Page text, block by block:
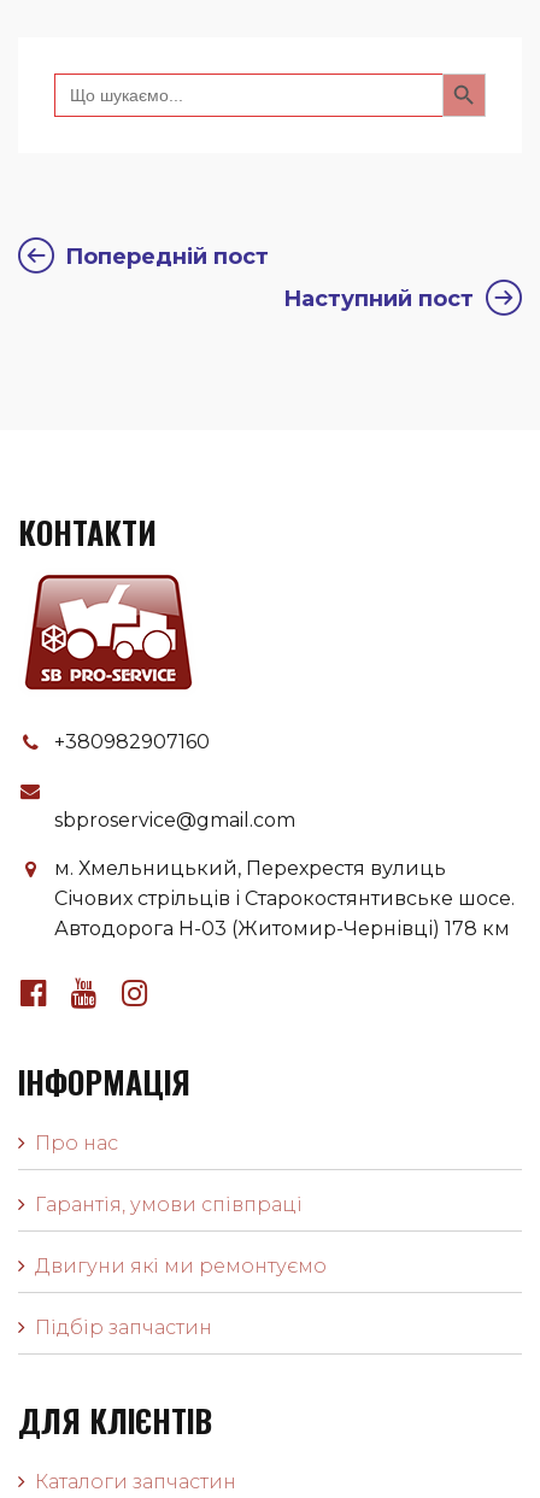
Search
for:
Search Button
Попередній пост
Наступний пост
КОНТАКТИ
+380982907160
sbproservice@gmail.com
м. Хмельницький, Перехрестя вулиць
Січових стрільців і Старокостянтивське шосе.
Автодорога H-03 (Житомир-Чернівці) 178 км
ІНФОРМАЦІЯ
Про нас
Гарантія, умови співпраці
Двигуни які ми ремонтуємо
Підбір запчастин
ДЛЯ КЛІЄНТІВ
Каталоги запчастин